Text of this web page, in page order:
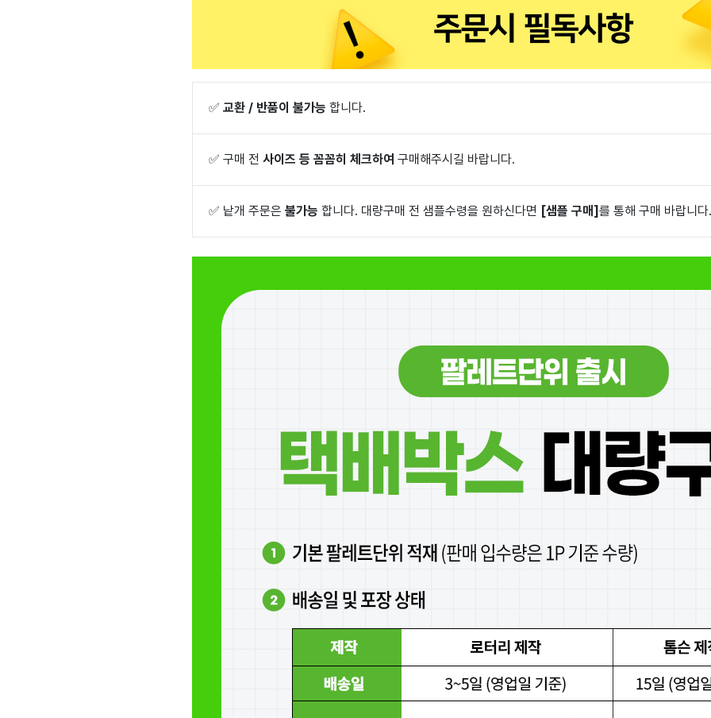
✅ 교환 / 반품이 불가능 합니다.
✅ 구매 전 사이즈 등 꼼꼼히 체크하여 구매해주시길 바랍니다.
✅ 낱개 주문은 불가능 합니다. 대량구매 전 샘플수령을 원하신다면 [샘플 구매]를 통해 구매 바랍니다.